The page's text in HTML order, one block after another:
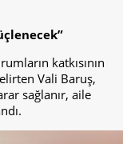
katkısının
Vali Baruş,
sağlanır, aile